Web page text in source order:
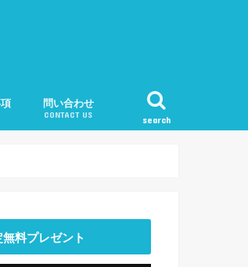
search
問い合わせ
CONTACT US
料プレゼント